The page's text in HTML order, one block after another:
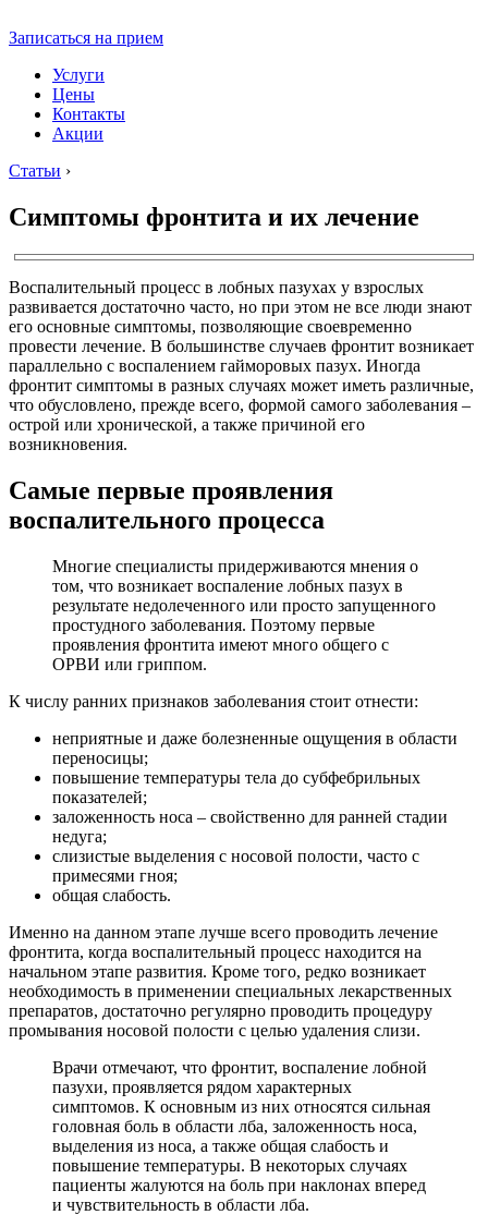
Записаться на прием
Услуги
Цены
Контакты
Акции
Статьи ›
Симптомы фронтита и их лечение
Воспалительный процесс в лобных пазухах у взрослых
развивается достаточно часто, но при этом не все люди знают
его основные симптомы, позволяющие своевременно
провести лечение. В большинстве случаев фронтит возникает
параллельно с воспалением гайморовых пазух. Иногда
фронтит симптомы в разных случаях может иметь различные,
что обусловлено, прежде всего, формой самого заболевания –
острой или хронической, а также причиной его
возникновения.
Самые первые проявления
воспалительного процесса
Многие специалисты придерживаются мнения о
том, что возникает воспаление лобных пазух в
результате недолеченного или просто запущенного
простудного заболевания. Поэтому первые
проявления фронтита имеют много общего с
ОРВИ или гриппом.
К числу ранних признаков заболевания стоит отнести:
неприятные и даже болезненные ощущения в области
переносицы;
повышение температуры тела до субфебрильных
показателей;
заложенность носа – свойственно для ранней стадии
недуга;
слизистые выделения с носовой полости, часто с
примесями гноя;
общая слабость.
Именно на данном этапе лучше всего проводить лечение
фронтита, когда воспалительный процесс находится на
начальном этапе развития. Кроме того, редко возникает
необходимость в применении специальных лекарственных
препаратов, достаточно регулярно проводить процедуру
промывания носовой полости с целью удаления слизи.
Врачи отмечают, что фронтит, воспаление лобной
пазухи, проявляется рядом характерных
симптомов. К основным из них относятся сильная
головная боль в области лба, заложенность носа,
выделения из носа, а также общая слабость и
повышение температуры. В некоторых случаях
пациенты жалуются на боль при наклонах вперед
и чувствительность в области лба.